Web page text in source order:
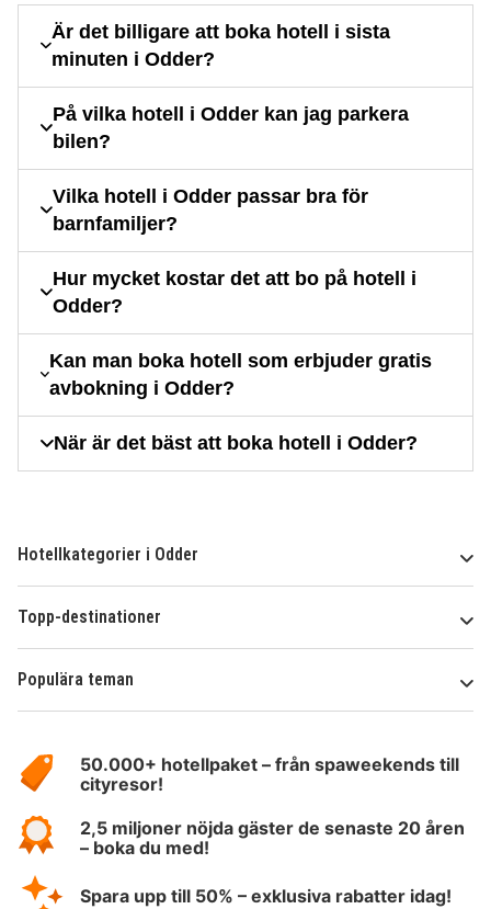
Är det billigare att boka hotell i sista
minuten i Odder?
På vilka hotell i Odder kan jag parkera
bilen?
Vilka hotell i Odder passar bra för
barnfamiljer?
Hur mycket kostar det att bo på hotell i
Odder?
Kan man boka hotell som erbjuder gratis
avbokning i Odder?
När är det bäst att boka hotell i Odder?
Hotellkategorier i Odder
Topp-destinationer
Populära teman
HotelSpecials50.000+ hotellpaket – från spaweekends till
cityresor!
2,5 miljoner nöjda gäster de senaste 20 åren
– boka du med!
Spara upp till 50% – exklusiva rabatter idag!